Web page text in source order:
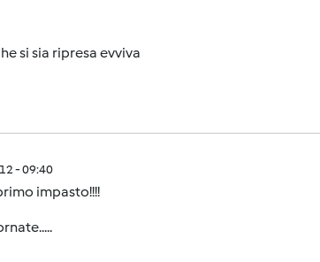
si sia ripresa evviva
- 09:40
impasto!!!!